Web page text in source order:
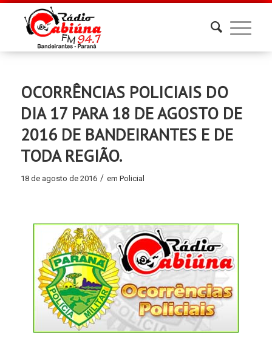
OCORRÊNCIAS POLICIAIS DO
DIA 17 PARA 18 DE AGOSTO DE
2016 DE BANDEIRANTES E DE
TODA REGIÃO.
18 de agosto de 2016 / em Policial